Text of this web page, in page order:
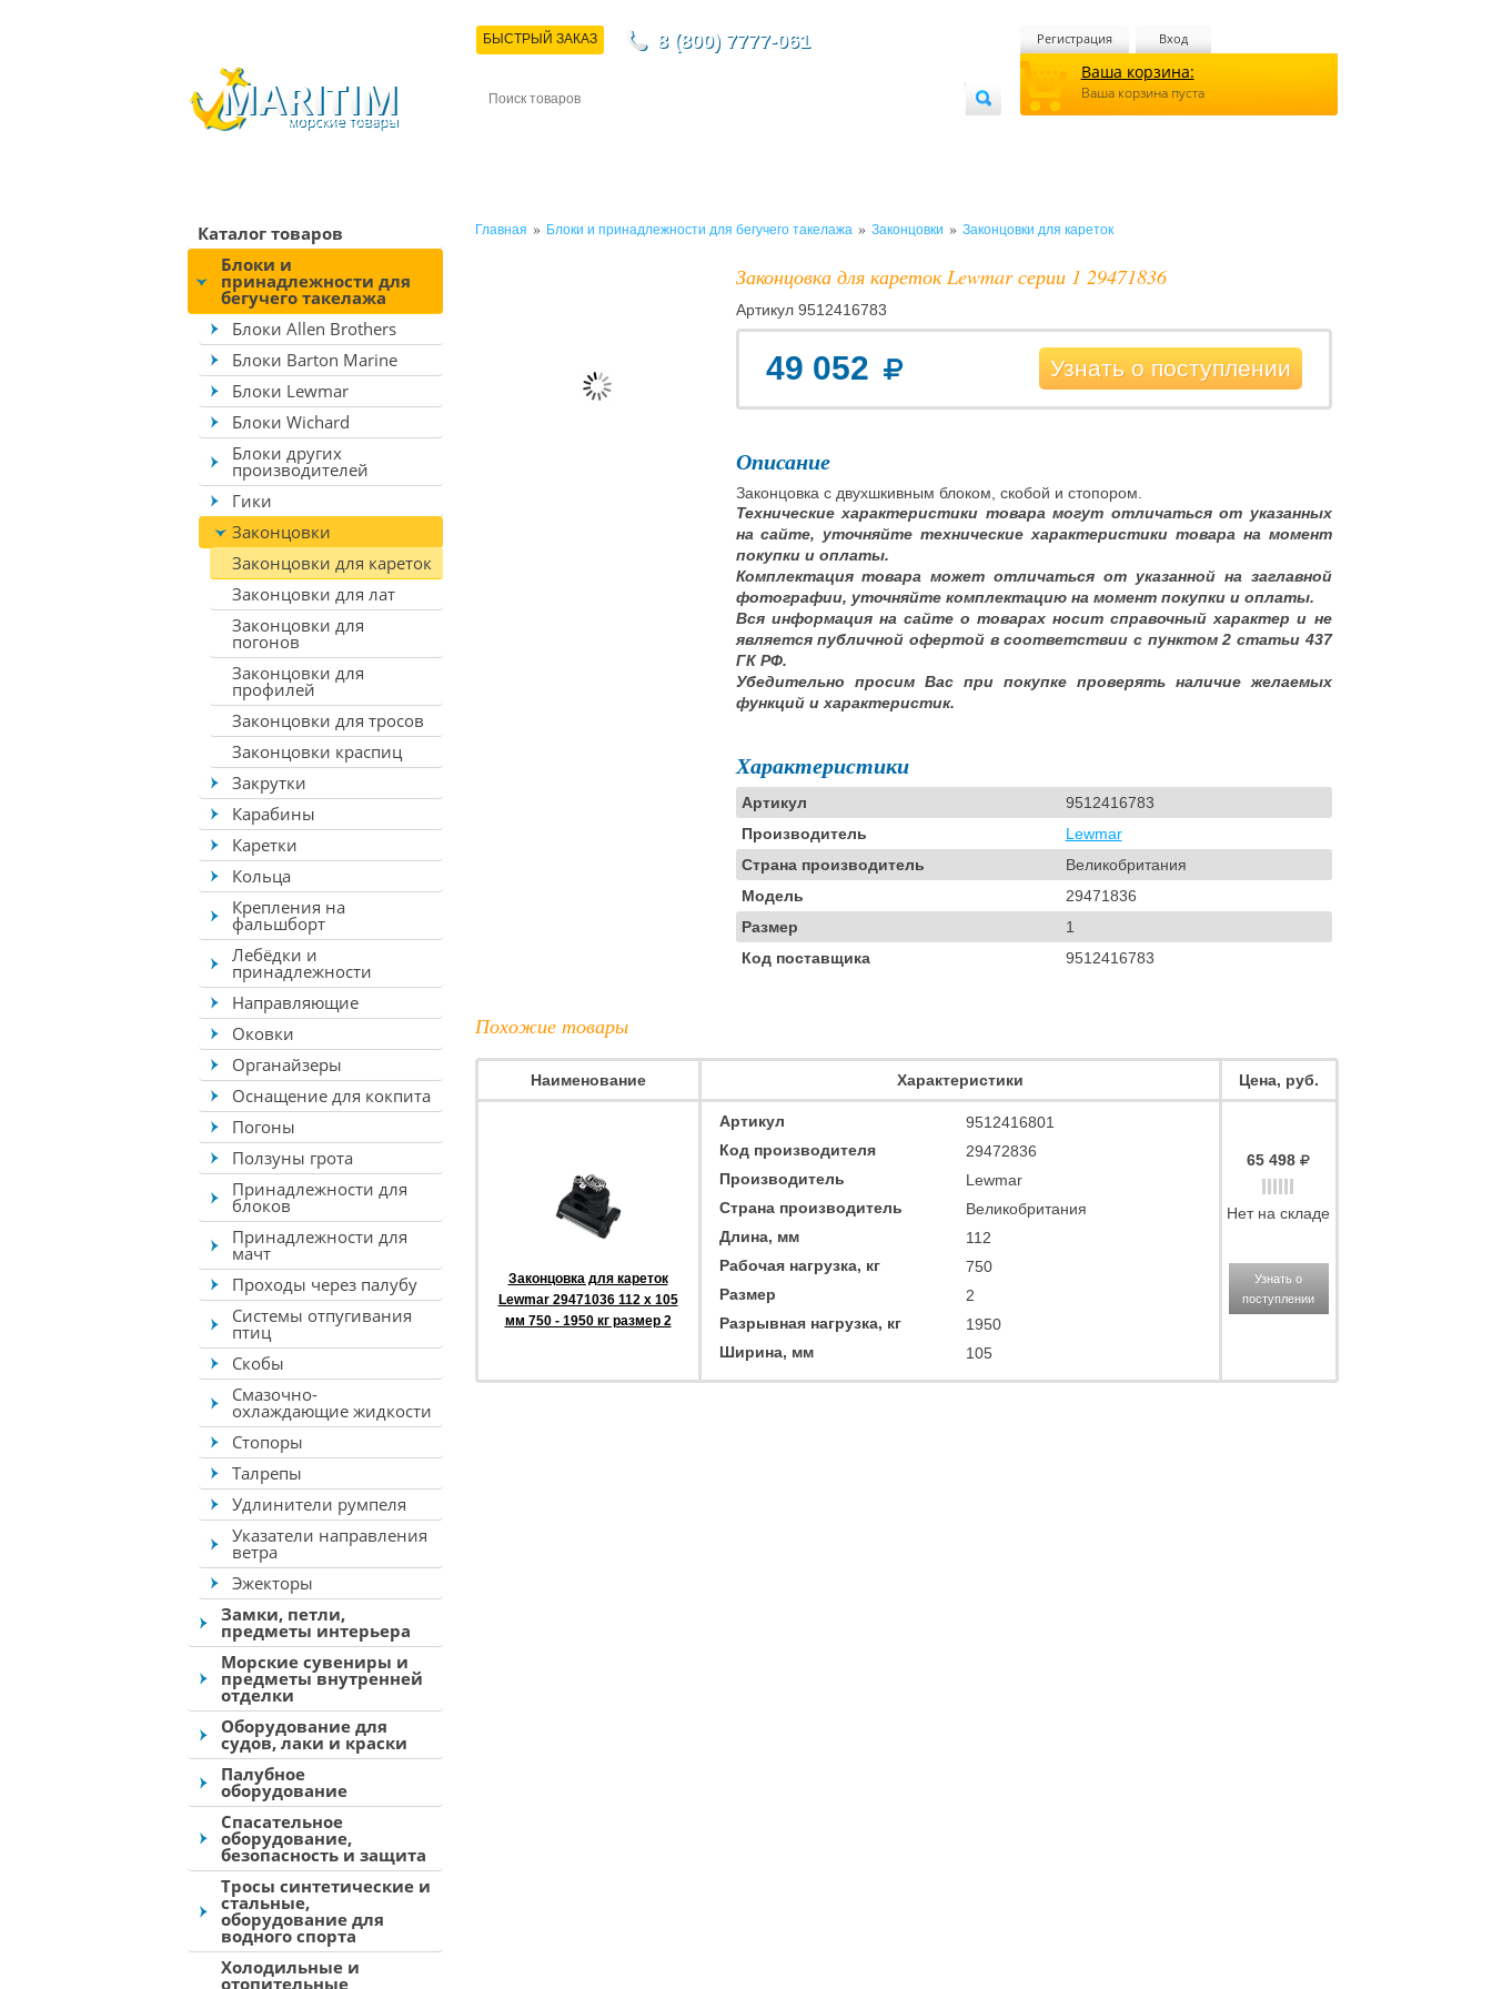
Регистрация Вход
Ваша корзина:
Ваша корзина пуста
БЫСТРЫЙ ЗАКАЗ 8 (800) 7777-061
Каталог товаров
Блоки и
принадлежности для
бегучего такелажа
Блоки Allen Brothers
Блоки Barton Marine
Блоки Lewmar
Блоки Wichard
Блоки других
производителей
Гики
Законцовки
Законцовки для кареток
Законцовки для лат
Законцовки для
погонов
Законцовки для
профилей
Законцовки для тросов
Законцовки краспиц
Закрутки
Карабины
Каретки
Кольца
Крепления на
фальшборт
Лебёдки и
принадлежности
Направляющие
Оковки
Органайзеры
Оснащение для кокпита
Погоны
Ползуны грота
Принадлежности для
блоков
Принадлежности для
мачт
Проходы через палубу
Системы отпугивания
птиц
Скобы
Смазочно-
охлаждающие жидкости
Стопоры
Талрепы
Удлинители румпеля
Указатели направления
ветра
Эжекторы
Замки, петли,
предметы интерьера
Морские сувениры и
предметы внутренней
отделки
Оборудование для
судов, лаки и краски
Палубное
оборудование
Спасательное
оборудование,
безопасность и защита
Тросы синтетические и
стальные,
оборудование для
водного спорта
Холодильные и
отопительные
Главная » Блоки и принадлежности для бегучего такелажа» Законцовки » Законцовки для кареток
Законцовка для кареток Lewmar серии 1 29471836
Артикул 9512416783
49 052 Узнать о поступлении
Описание
Законцовка с двухшкивным блоком, скобой и стопором.
Технические характеристики товара могут отличаться от указанных
на сайте, уточняйте технические характеристики товара на момент
покупки и оплаты.
Комплектация товара может отличаться от указанной на заглавной
фотографии, уточняйте комплектацию на момент покупки и оплаты.
Вся информация на сайте о товарах носит справочный характер и не
является публичной офертой в соответствии с пунктом 2 статьи 437
ГК РФ.
Убедительно просим Вас при покупке проверять наличие желаемых
функций и характеристик.
Характеристики
Артикул
9512416783
Производитель
Lewmar
Страна производитель
Великобритания
Модель
29471836
Размер
1
Код поставщика
9512416783
Похожие товары
Наименование Характеристики Цена, руб.
Законцовка для кареток
Lewmar 29471036 112 x 105
мм 750 - 1950 кг размер 2
Артикул
9512416801
Код производителя
29472836
Производитель
Lewmar
Страна производитель
Великобритания
Длина, мм
112
Рабочая нагрузка, кг
750
Размер
2
Разрывная нагрузка, кг
1950
Ширина, мм
105
65 498
Нет на складе
Узнать о
поступлении